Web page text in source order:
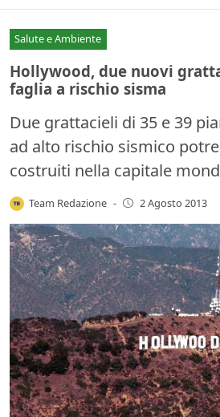
Salute e Ambiente
Hollywood, due nuovi
faglia a rischio sisma
Due grattacieli di 35 e 39
ad alto rischio sismico
costruiti nella capitale
Team Redazione - 2 Agosto 2013